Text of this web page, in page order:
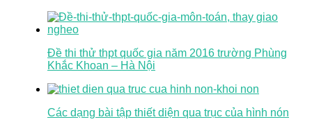
Đề thi thử thpt quốc gia năm 2016 trường Phùng
Khắc Khoan – Hà Nội
Các dạng bài tập thiết diện qua trục của hình nón